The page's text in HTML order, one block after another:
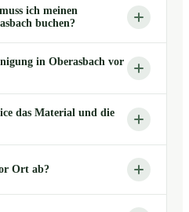
ich meinen
buchen?
in Oberasbach vor
das Material und die
Ort ab?